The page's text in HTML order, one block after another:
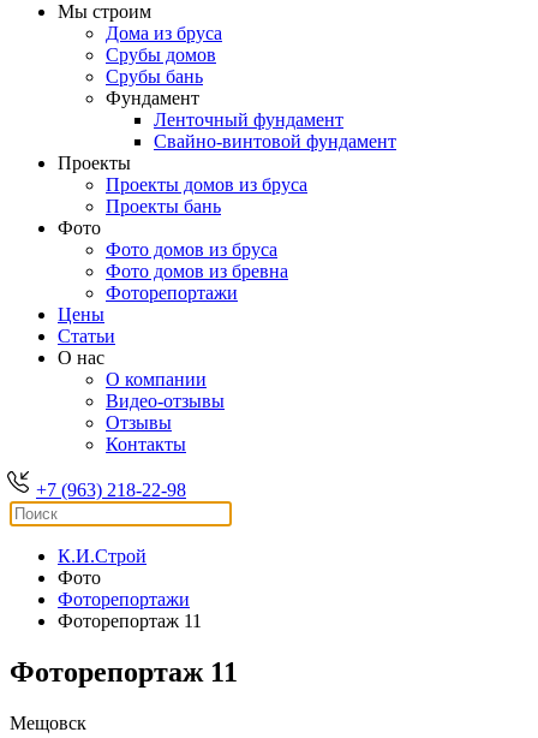
Мы строим
Дома из бруса
Срубы домов
Срубы бань
Фундамент
Ленточный фундамент
Свайно-винтовой фундамент
Проекты
Проекты домов из бруса
Проекты бань
Фото
Фото домов из бруса
Фото домов из бревна
Фоторепортажи
Цены
Статьи
О нас
О компании
Видео-отзывы
Отзывы
Контакты
+7 (963) 218-22-98
К.И.Строй
Фото
Фоторепортажи
Фоторепортаж 11
Фоторепортаж 11
Мещовск